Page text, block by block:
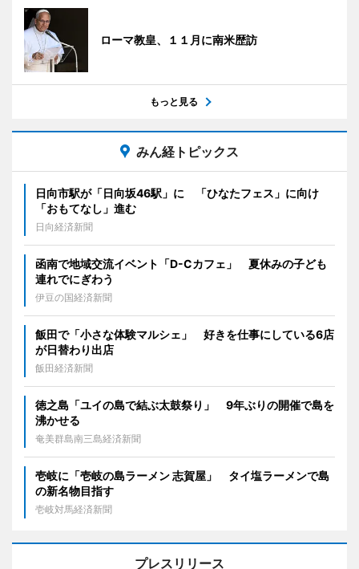
ローマ教皇、１１月に南米歴訪
もっと見る
みん経トピックス
日向市駅が「日向坂46駅」に 「ひなたフェス」に向け
「おもてなし」進む
日向経済新聞
函南で地域交流イベント「D-Cカフェ」 夏休みの子ども
連れでにぎわう
伊豆の国経済新聞
飯田で「小さな体験マルシェ」 好きを仕事にしている6店
が日替わり出店
飯田経済新聞
徳之島「ユイの島で結ぶ太鼓祭り」 9年ぶりの開催で島を
沸かせる
奄美群島南三島経済新聞
壱岐に「壱岐の島ラーメン 志賀屋」 タイ塩ラーメンで島
の新名物目指す
壱岐対馬経済新聞
プレスリリース